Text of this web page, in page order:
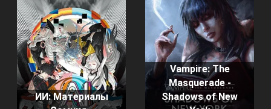
ИИ: Материалы
Vampire: The
Masquerade -
Shadows of New